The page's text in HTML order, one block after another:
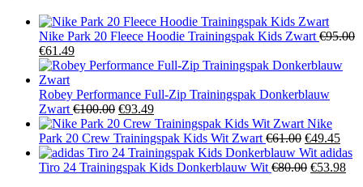
Nike Park 20 Fleece Hoodie Trainingspak Kids Zwart €95.00
Oorspronkelijke
prijs
was:
€95.00.
€61.49Huidige
prijs
€61.49.
Robey Performance Full-Zip Trainingspak Donkerblauw
Zwart €100.00 Oorspronkelijke
prijs
was:
€100.00.
€93.49Huidige
prijs
is:
€93.49.
Nike
Park 20 Crew Trainingspak Kids Wit Zwart €61.00
prijs
was:
€49.45
prijs
is:
adidas
Tiro 24 Trainingspak Kids Donkerblauw Wit €80.00 €53.98